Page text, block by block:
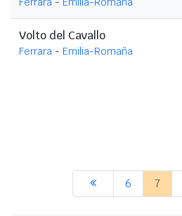
Volto del Cavallo
Ferrara - Emilia-Romaña
6 7